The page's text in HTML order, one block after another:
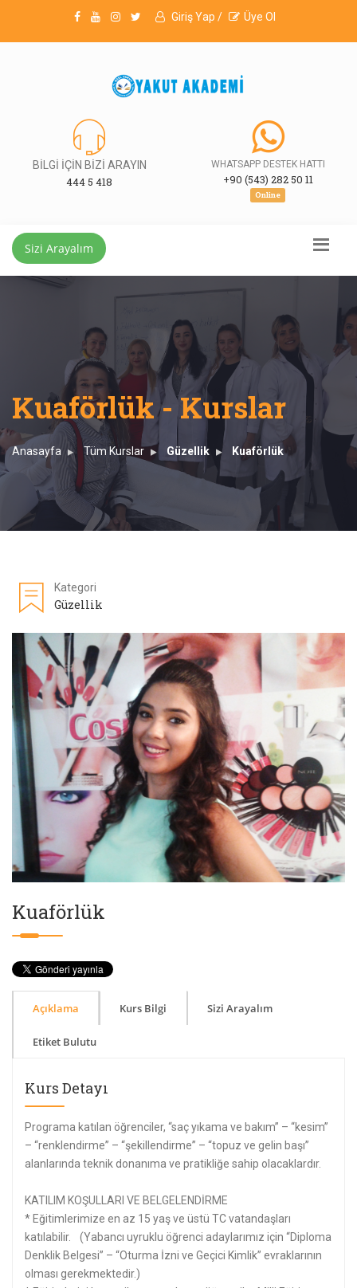
Giriş Yap / Üye Ol
BİLGİ İÇİN BİZİ ARAYIN
444 5 418
WHATSAPP DESTEK HATTI
+90 (543) 282 50 11
Online
Sizi Arayalım
Kuaförlük - Kurslar
Anasayfa Tüm Kurslar Güzellik Kuaförlük
Kategori
Güzellik
Kuaförlük
Açıklama Kurs Bilgi Sizi Arayalım
Etiket Bulutu
Kurs Detayı
Programa katılan öğrenciler, “saç yıkama ve bakım” – “kesim”
– “renklendirme” – “şekillendirme” – “topuz ve gelin başı”
alanlarında teknik donanıma ve pratikliğe sahip olacaklardır.
KATILIM KOŞULLARI VE BELGELENDİRME
* Eğitimlerimize en az 15 yaş ve üstü TC vatandaşları
katılabilir. (Yabancı uyruklu öğrenci adaylarımız için “Diploma
Denklik Belgesi” – “Oturma İzni ve Geçici Kimlik” evraklarının
olması gerekmektedir.)